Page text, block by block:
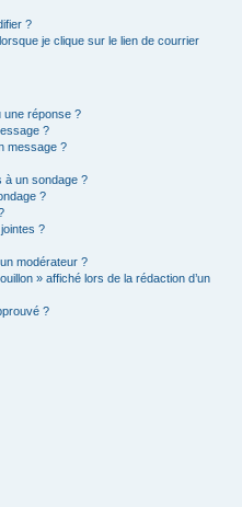
?
je clique sur le lien de courrier
une réponse ?
?
message ?
à un sondage ?
?
?
modérateur ?
» affiché lors de la rédaction d’un
?